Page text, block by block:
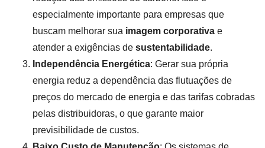
especialmente importante para empresas que
buscam melhorar sua imagem corporativa e
atender a exigências de sustentabilidade.
Independência Energética: Gerar sua própria
energia reduz a dependência das flutuações de
preços do mercado de energia e das tarifas cobradas
pelas distribuidoras, o que garante maior
previsibilidade de custos.